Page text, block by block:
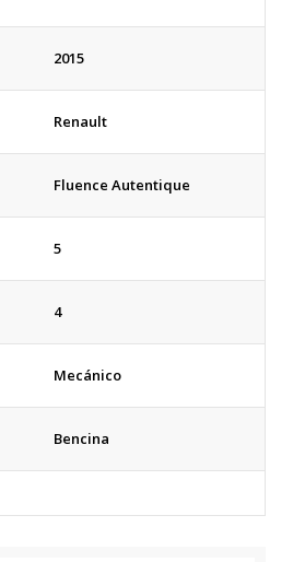
2015
Renault
Fluence Autentique
5
4
Mecánico
Bencina